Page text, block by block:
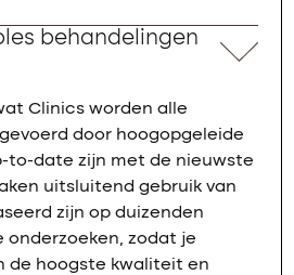
behandelingen
Clinics worden alle
door hoogopgeleide
to-date zijn met de nieuwste
uitsluitend gebruik van
zijn op duizenden
zodat je
de hoogste kwaliteit en